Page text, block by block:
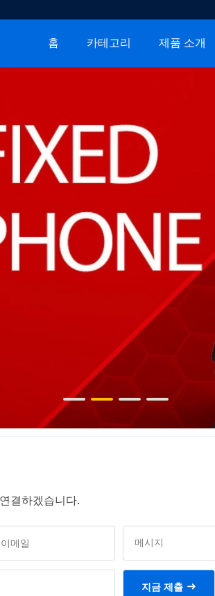
홈 카테고리 제품 소개
결하겠습니다.
지금 제출